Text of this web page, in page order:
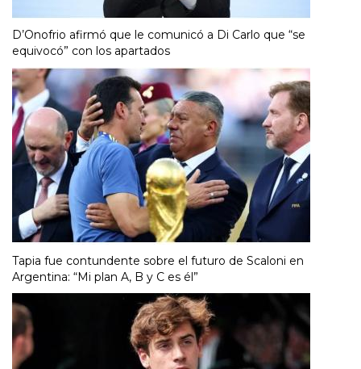
D’Onofrio afirmó que le comunicó a Di Carlo que “se
equivocó” con los apartados
Tapia fue contundente sobre el futuro de Scaloni en
Argentina: “Mi plan A, B y C es él”